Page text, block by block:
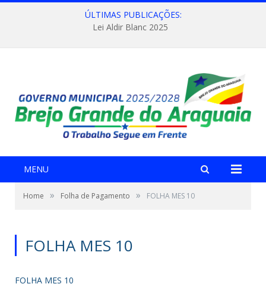
ÚLTIMAS PUBLICAÇÕES:
Lei Aldir Blanc 2025
MENU
Home » Folha de Pagamento » FOLHA MES 10
FOLHA MES 10
FOLHA MES 10